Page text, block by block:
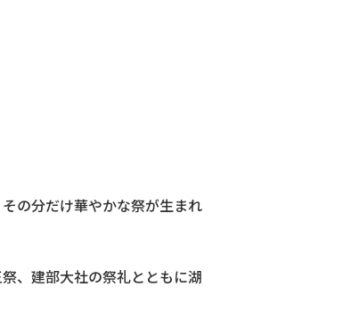
の分だけ華やかな祭が生まれ
、建部大社の祭礼とともに湖